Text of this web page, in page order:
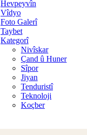
Hevpeyvîn
Vîdyo
Foto Galerî
Taybet
Kategorî
Nivîskar
Çand û Huner
Sîpor
Jiyan
Tenduristî
Teknoloji
Koçber